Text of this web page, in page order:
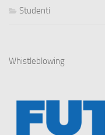
Studenti
Whistleblowing